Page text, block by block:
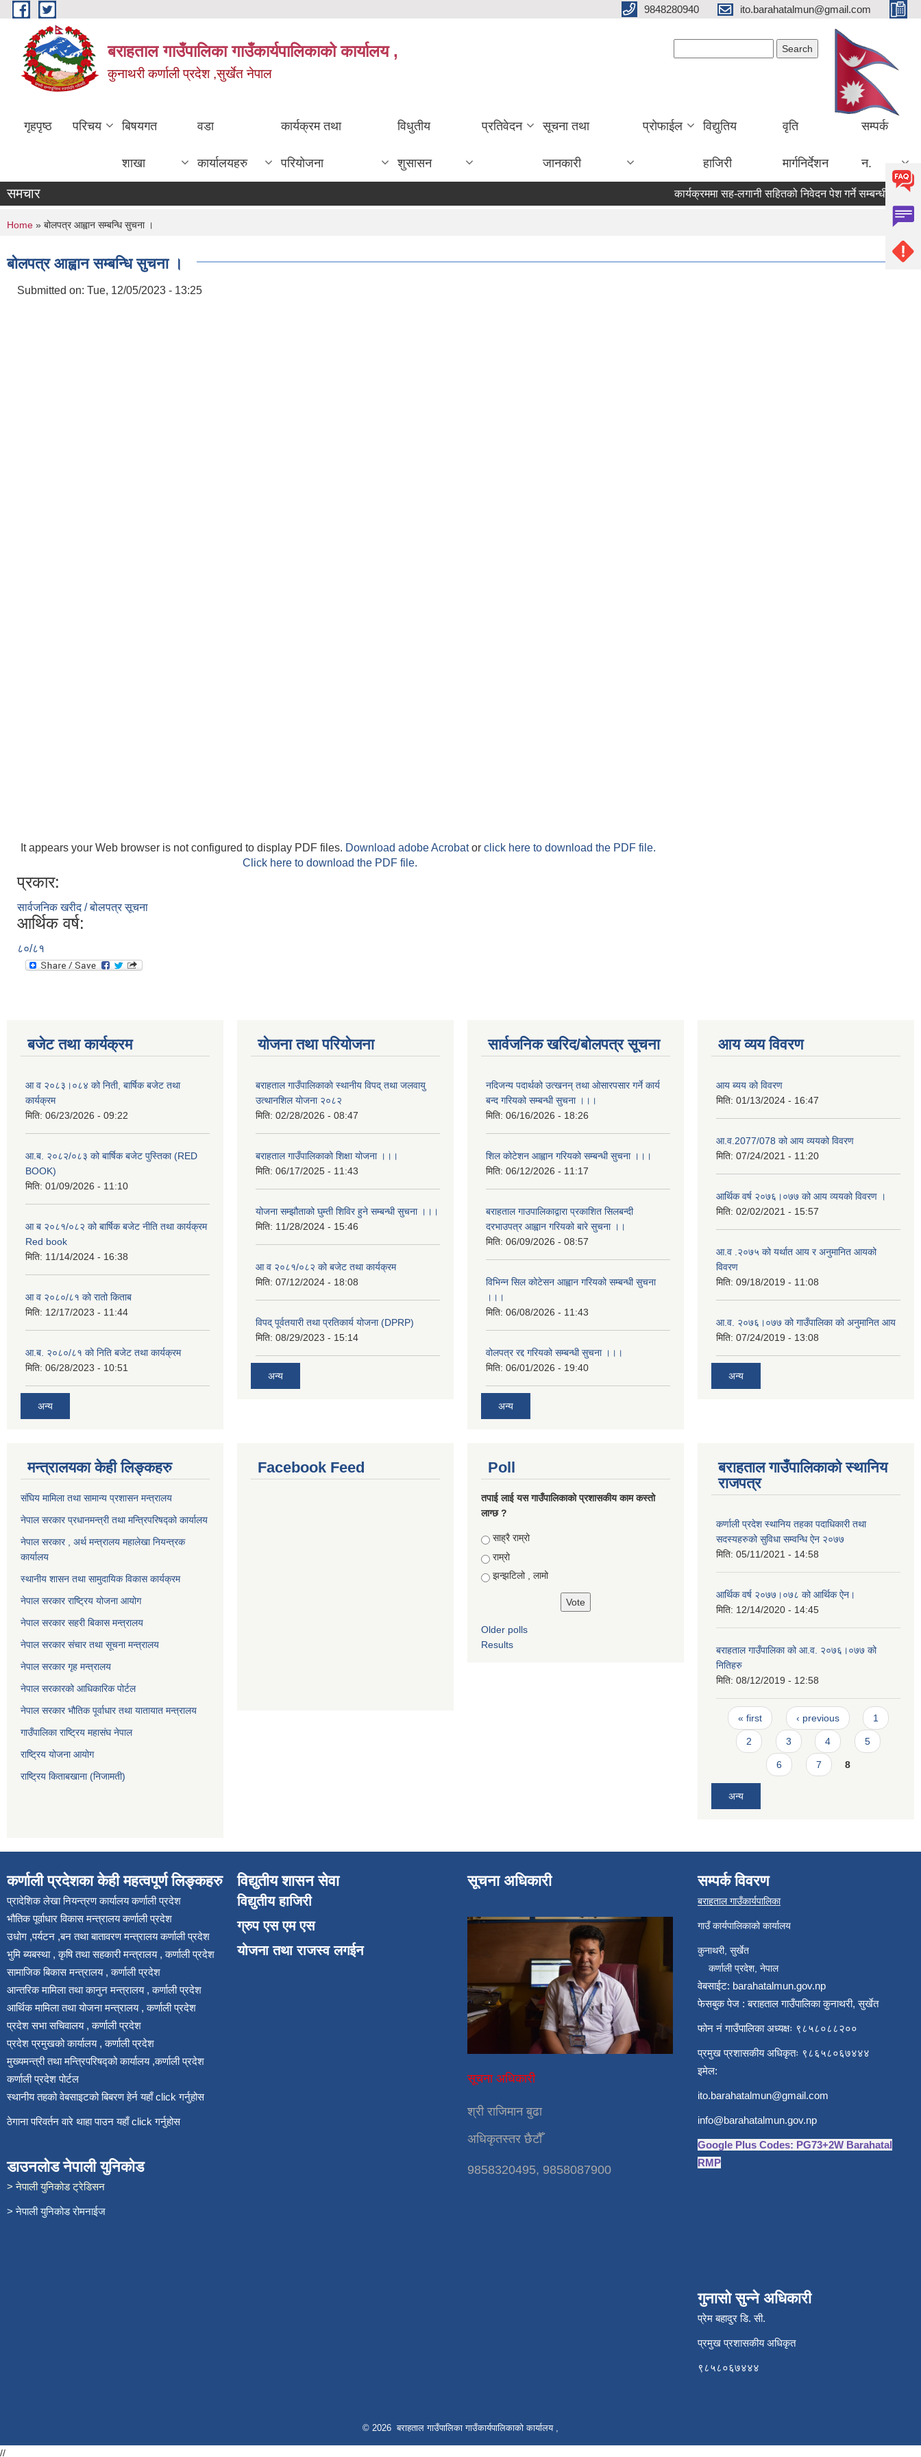
Skip to main content 9848280940 ito.barahatalmun@gmail.com
बराहताल गाउँपालिका गाउँकार्यपालिकाको कार्यालय ,
कुनाथरी कर्णाली प्रदेश ,सुर्खेत नेपाल
गृहपृष्ठ परिचय बिषयगत
शाखा
वडा
कार्यालयहरु
कार्यक्रम तथा
परियोजना
विधुतीय
शुसासन
प्रतिवेदन सूचना तथा
जानकारी
प्रोफाईल विद्युतिय
हाजिरी
वृति
मार्गनिर्देशन
सम्पर्क
न.
समचार कार्यक्रममा सह-लगानी सहितको निवेदन पेश गर्ने सम्बन्धी सूचना ।।।
You are here
Home » बोलपत्र आह्वान सम्बन्धि सुचना ।
बोलपत्र आह्वान सम्बन्धि सुचना ।
Submitted on: Tue, 12/05/2023 - 13:25
It appears your Web browser is not configured to display PDF files. Download adobe Acrobator click here to download the PDF file.
Click here to download the PDF file.
प्रकार:
सार्वजनिक खरीद / बोलपत्र सूचना
आर्थिक वर्ष:
८०/८१
बजेट तथा कार्यक्रम
आ व २०८३।०८४ को निती, बार्षिक बजेट तथा
कार्यक्रम
मिति: 06/23/2026 - 09:22
आ.ब. २०८२/०८३ को बार्षिक बजेट पुस्तिका (RED
BOOK)
मिति: 01/09/2026 - 11:10
आ ब २०८१/०८२ को बार्षिक बजेट नीति तथा कार्यक्रम
Red book
मिति: 11/14/2024 - 16:38
आ व २०८०/८१ को रातो किताब
मिति: 12/17/2023 - 11:44
आ.ब. २०८०/८१ को निति बजेट तथा कार्यक्रम
मिति: 06/28/2023 - 10:51
अन्य
योजना तथा परियोजना
बराहताल गाउँपालिकाकाे स्थानीय विपद् तथा जलवायु
उत्थानशिल याेजना २०८२
मिति: 02/28/2026 - 08:47
बराहताल गाउँपालिकाको शिक्षा योजना ।।।
मिति: 06/17/2025 - 11:43
योजना सम्झौताको घुम्ती शिविर हुने सम्बन्धी सुचना ।।।
मिति: 11/28/2024 - 15:46
आ व २०८१/०८२ को बजेट तथा कार्यक्रम
मिति: 07/12/2024 - 18:08
विपद् पूर्वतयारी तथा प्रतिकार्य योजना (DPRP)
मिति: 08/29/2023 - 15:14
अन्य
सार्वजनिक खरिद/बोलपत्र सूचना
नदिजन्य पदार्थको उत्खनन् तथा ओसारपसार गर्ने कार्य
बन्द गरियको सम्बन्धी सुचना ।।।
मिति: 06/16/2026 - 18:26
शिल कोटेशन आह्वान गरियको सम्बन्धी सुचना ।।।
मिति: 06/12/2026 - 11:17
बराहताल गाउपालिकाद्वारा प्रकाशित सिलबन्दी
दरभाउपत्र आह्वान गरियको बारे सुचना ।।
मिति: 06/09/2026 - 08:57
विभिन्न सिल कोटेसन आह्वान गरियको सम्बन्धी सुचना
।।।
मिति: 06/08/2026 - 11:43
वोलपत्र रद्द गरियको सम्बन्धी सुचना ।।।
मिति: 06/01/2026 - 19:40
अन्य
आय व्यय विवरण
आय ब्यय को विवरण
मिति: 01/13/2024 - 16:47
आ.व.2077/078 को आय व्ययको विवरण
मिति: 07/24/2021 - 11:20
आर्थिक वर्ष २०७६।०७७ को आय व्ययको विवरण ।
मिति: 02/02/2021 - 15:57
आ.व .२०७५ को यर्थात आय र अनुमानित आयको
विवरण
मिति: 09/18/2019 - 11:08
आ.व. २०७६।०७७ को गाउँपालिका को अनुमानित आय
मिति: 07/24/2019 - 13:08
अन्य
मन्त्रालयका केही लिङ्कहरु
संघिय मामिला तथा सामान्य प्रशासन मन्त्रालय
नेपाल सरकार प्रधानमन्त्री तथा मन्त्रिपरिषद्को कार्यालय
नेपाल सरकार , अर्थ मन्त्रालय महालेखा नियन्त्रक
कार्यालय
स्थानीय शासन तथा सामुदायिक विकास कार्यक्रम
नेपाल सरकार राष्ट्रिय योजना आयोग
नेपाल सरकार सहरी बिकास मन्त्रालय
नेपाल सरकार संचार तथा सूचना मन्त्रालय
नेपाल सरकार गृह मन्त्रालय
नेपाल सरकारको आधिकारिक पोर्टल
नेपाल सरकार भौतिक पूर्वाधार तथा यातायात मन्त्रालय
गाउँपालिका राष्ट्रिय महासंघ नेपाल
राष्ट्रिय योजना आयोग
राष्ट्रिय किताबखाना (निजामती)
Facebook Feed Poll
तपाई लाई यस गाउँपालिकाको प्रशासकीय काम कस्तो
लाग्छ ?
Choices
साह्रै राम्रो
राम्रो
झन्झटिलो , लामो
Older polls
Results
बराहताल गाउँपालिकाको स्थानिय
राजपत्र
कर्णाली प्रदेश स्थानिय तहका पदाधिकारी तथा
सदस्यहरुको सुविधा सम्वन्धि ऐन २०७७
मिति: 05/11/2021 - 14:58
आर्थिक वर्ष २०७७।०७८ को आर्थिक ऐन।
मिति: 12/14/2020 - 14:45
बराहताल गाउँपालिका को आ.व. २०७६।०७७ को
नितिहरु
मिति: 08/12/2019 - 12:58
Pages
« first ‹ previous 1
2 3 4 5
6 7 8
अन्य
कर्णाली प्रदेशका केही महत्वपूर्ण लिङ्कहरु
प्रादेशिक लेखा नियन्त्रण कार्यालय कर्णाली प्रदेश
भौतिक पूर्वाधार विकास मन्त्रालय कर्णाली प्रदेश
उधोग ,पर्यटन ,बन तथा बातावरण मन्त्रालय कर्णाली प्रदेश
भुमि ब्यबस्था , कृषि तथा सहकारी मन्त्रालय , कर्णाली प्रदेश
सामाजिक बिकास मन्त्रालय , कर्णाली प्रदेश
आन्तरिक मामिला तथा कानुन मन्त्रालय , कर्णाली प्रदेश
आर्थिक मामिला तथा योजना मन्त्रालय , कर्णाली प्रदेश
प्रदेश सभा सचिवालय , कर्णाली प्रदेश
प्रदेश प्रमुखको कार्यालय , कर्णाली प्रदेश
मुख्यमन्त्री तथा मन्त्रिपरिषद्को कार्यालय ,कर्णाली प्रदेश
कर्णाली प्रदेश पोर्टल
स्थानीय तहको वेबसाइटको बिबरण हेर्न यहाँ click गर्नुहोस
ठेगाना परिवर्तन वारे थाहा पाउन यहाँ click गर्नुहोस
डाउनलोड नेपाली युनिकोड
> नेपाली युनिकोड ट्रेडिसन
> नेपाली युनिकोड रोमनाईज
विद्युतीय शासन सेवा
विद्युतीय हाजिरी
ग्रुप एस एम एस
योजना तथा राजस्व लगईन
सूचना अधिकारी
सूचना अधिकारी
श्री राजिमान बुढा
अधिकृतस्तर छैटौँ
9858320495, 9858087900
सम्पर्क विवरण
बराहताल गाउँकार्यपालिका
गाउँ कार्यपालिकाको कार्यालय
कुनाथरी, सुर्खेत
कर्णाली प्रदेश, नेपाल
वेबसाईट: barahatalmun.gov.np
फेसबुक पेज : बराहताल गाउँपालिका कुनाथरी, सुर्खेत
फोन नं गाउँपालिका अध्यक्षः ९८५८०८८२००
प्रमुख प्रशासकीय अधिकृतः ९८६५८०६७४४४
इमेल:
ito.barahatalmun@gmail.com
info@barahatalmun.gov.np
Google Plus Codes: PG73+2W Barahatal
RMP
गुनासो सुन्ने अधिकारी
प्रेम बहादुर डि. सी.
प्रमुख प्रशासकीय अधिकृत
९८५८०६७४४४
© 2026 बराहताल गाउँपालिका गाउँकार्यपालिकाको कार्यालय ,
//